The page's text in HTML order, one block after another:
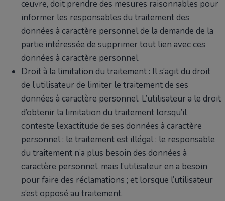
œuvre, doit prendre des mesures raisonnables pour
informer les responsables du traitement des
données à caractère personnel de la demande de la
partie intéressée de supprimer tout lien avec ces
données à caractère personnel.
Droit à la limitation du traitement : Il s’agit du droit
de l’utilisateur de limiter le traitement de ses
données à caractère personnel. L’utilisateur a le droit
d’obtenir la limitation du traitement lorsqu’il
conteste l’exactitude de ses données à caractère
personnel ; le traitement est illégal ; le responsable
du traitement n’a plus besoin des données à
caractère personnel, mais l’utilisateur en a besoin
pour faire des réclamations ; et lorsque l’utilisateur
s’est opposé au traitement.